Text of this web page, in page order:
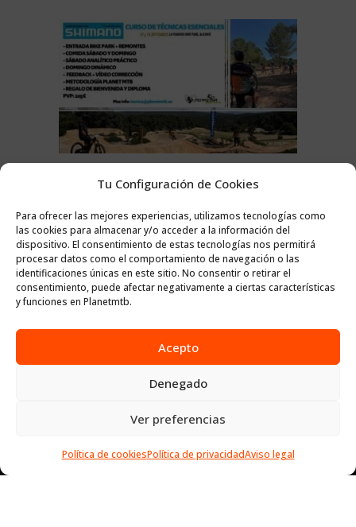
Tu Configuración de Cookies
Para ofrecer las mejores experiencias, utilizamos tecnologías como
las cookies para almacenar y/o acceder a la información del
dispositivo. El consentimiento de estas tecnologías nos permitirá
procesar datos como el comportamiento de navegación o las
identificaciones únicas en este sitio. No consentir o retirar el
consentimiento, puede afectar negativamente a ciertas características
y funciones en Planetmtb.
Acepto
Denegado
Ver preferencias
Política de cookiesPolítica de privacidadAviso legal
PROGRESIÓN - PRECIO 225€ - RESERVA 50€
50,00 €
Contacto
Próximos Cursos MTB Planet Mtb
CURSO DE CONDUCCIÓN MTB TÉCNICAS ESENCIALES Y PROGRESIÓN
CLASES PARTICULARES MOUNTAIN BIKE